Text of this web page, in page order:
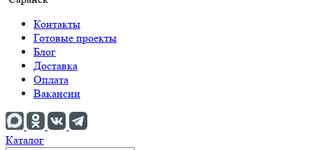
Контакты
Готовые проекты
Блог
Доставка
Оплата
Вакансии
Каталог